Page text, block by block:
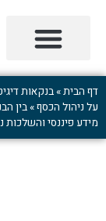
דף הבית»בנקאות
על ניהול הכסף»בין
מידע פיננסי והשלכות